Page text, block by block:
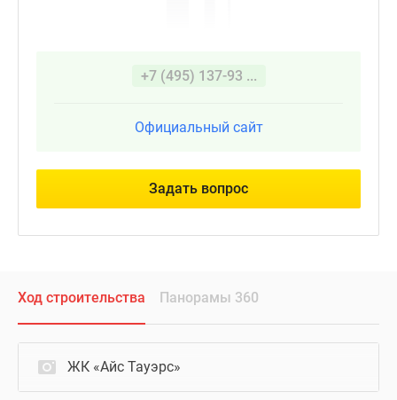
+7 (495) 137-93 ...
Официальный сайт
Задать вопрос
Ход строительства Панорамы 360
ЖК «Айс Тауэрс»